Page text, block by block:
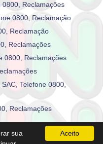
0800, Reclamações
0800, Reclamação
Reclamação
Reclamações
0800, Reclamações
Telefone 0800,
Reclamações
Aceito
sua